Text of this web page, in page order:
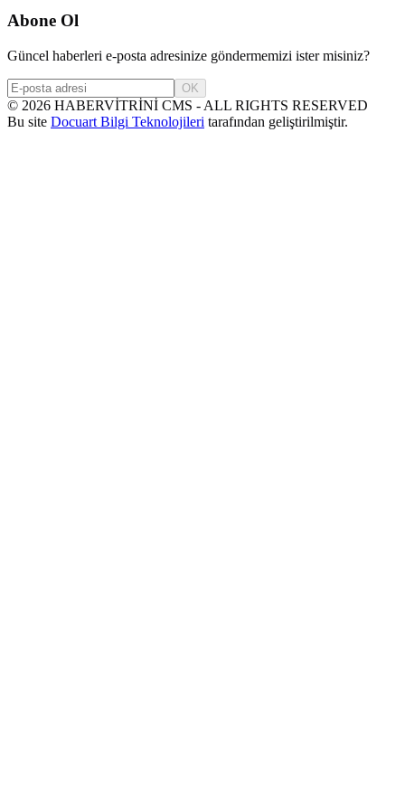
Abone Ol
Güncel haberleri e-posta adresinize göndermemizi ister misiniz?
OK
© 2026 HABERVİTRİNİ CMS - ALL RIGHTS RESERVED
Bu site Docuart Bilgi Teknolojileri tarafından geliştirilmiştir.